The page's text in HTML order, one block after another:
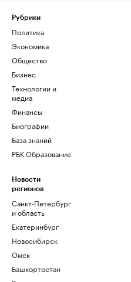
Рубрики
Политика
Экономика
Общество
Бизнес
Технологии и
медиа
Финансы
Биографии
База знаний
РБК Образование
Новости
регионов
Санкт-Петербург
и область
Екатеринбург
Новосибирск
Омск
Башкортостан